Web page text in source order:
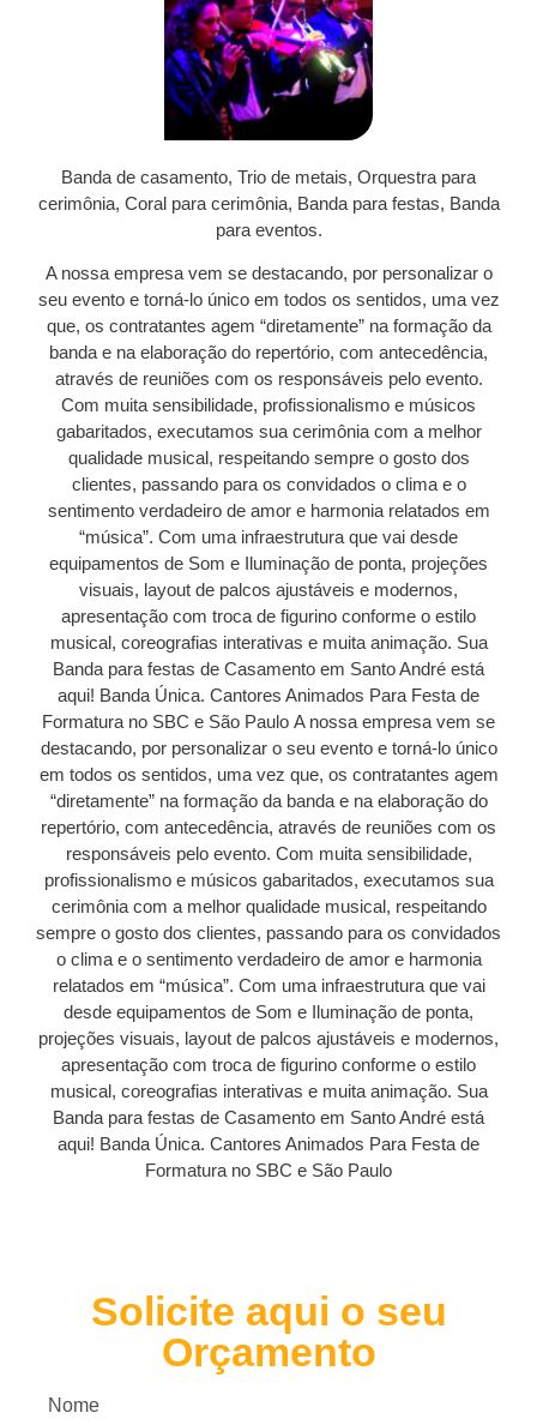
Banda de casamento, Trio de metais, Orquestra para
cerimônia, Coral para cerimônia, Banda para festas, Banda
para eventos.
A nossa empresa vem se destacando, por personalizar o
seu evento e torná-lo único em todos os sentidos, uma vez
que, os contratantes agem “diretamente” na formação da
banda e na elaboração do repertório, com antecedência,
através de reuniões com os responsáveis pelo evento.
Com muita sensibilidade, profissionalismo e músicos
gabaritados, executamos sua cerimônia com a melhor
qualidade musical, respeitando sempre o gosto dos
clientes, passando para os convidados o clima e o
sentimento verdadeiro de amor e harmonia relatados em
“música”. Com uma infraestrutura que vai desde
equipamentos de Som e Iluminação de ponta, projeções
visuais, layout de palcos ajustáveis e modernos,
apresentação com troca de figurino conforme o estilo
musical, coreografias interativas e muita animação. Sua
Banda para festas de Casamento em Santo André está
aqui! Banda Única. Cantores Animados Para Festa de
Formatura no SBC e São Paulo A nossa empresa vem se
destacando, por personalizar o seu evento e torná-lo único
em todos os sentidos, uma vez que, os contratantes agem
“diretamente” na formação da banda e na elaboração do
repertório, com antecedência, através de reuniões com os
responsáveis pelo evento. Com muita sensibilidade,
profissionalismo e músicos gabaritados, executamos sua
cerimônia com a melhor qualidade musical, respeitando
sempre o gosto dos clientes, passando para os convidados
o clima e o sentimento verdadeiro de amor e harmonia
relatados em “música”. Com uma infraestrutura que vai
desde equipamentos de Som e Iluminação de ponta,
projeções visuais, layout de palcos ajustáveis e modernos,
apresentação com troca de figurino conforme o estilo
musical, coreografias interativas e muita animação. Sua
Banda para festas de Casamento em Santo André está
aqui! Banda Única. Cantores Animados Para Festa de
Formatura no SBC e São Paulo
Solicite aqui o seu
Orçamento
Nome